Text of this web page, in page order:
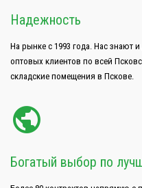
Надежность
На рынке с 1993 года. Нас знают
оптовых клиентов по всей
складские помещения в Пскове.
Богатый выбор по